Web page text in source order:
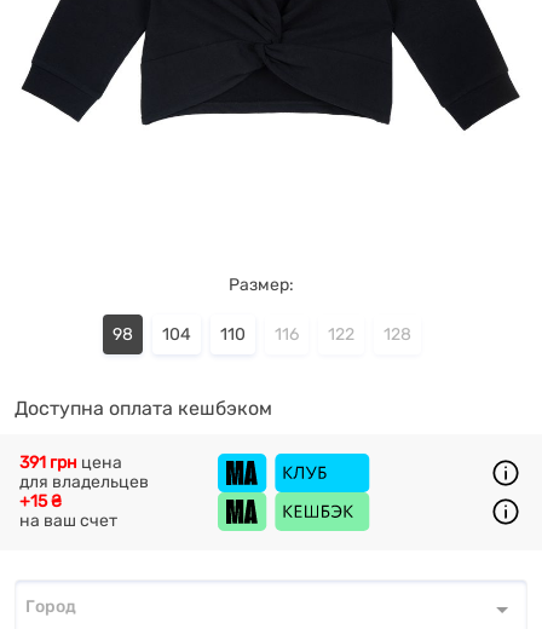
Размер:
98 104 110 116 122 128
Доступна оплата кешбэком
+15 ₴
на ваш счет
391 грн цена
для владельцев
Город*
Город